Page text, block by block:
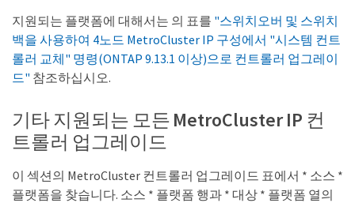
지원되는 플랫폼에 대해서는 의 표를 "스위치오버 및 스위치
백을 사용하여 4노드 MetroCluster IP 구성에서 "시스템 컨트
롤러 교체" 명령(ONTAP 9.13.1 이상)으로 컨트롤러 업그레이
드" 참조하십시오.
기타 지원되는 모든 MetroCluster IP 컨
트롤러 업그레이드
이 섹션의 MetroCluster 컨트롤러 업그레이드 표에서 * 소스 *
플랫폼을 찾습니다. 소스 * 플랫폼 행과 * 대상 * 플랫폼 열의